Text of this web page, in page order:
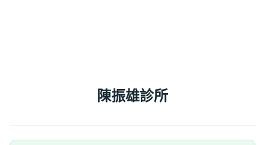
陳振雄診所